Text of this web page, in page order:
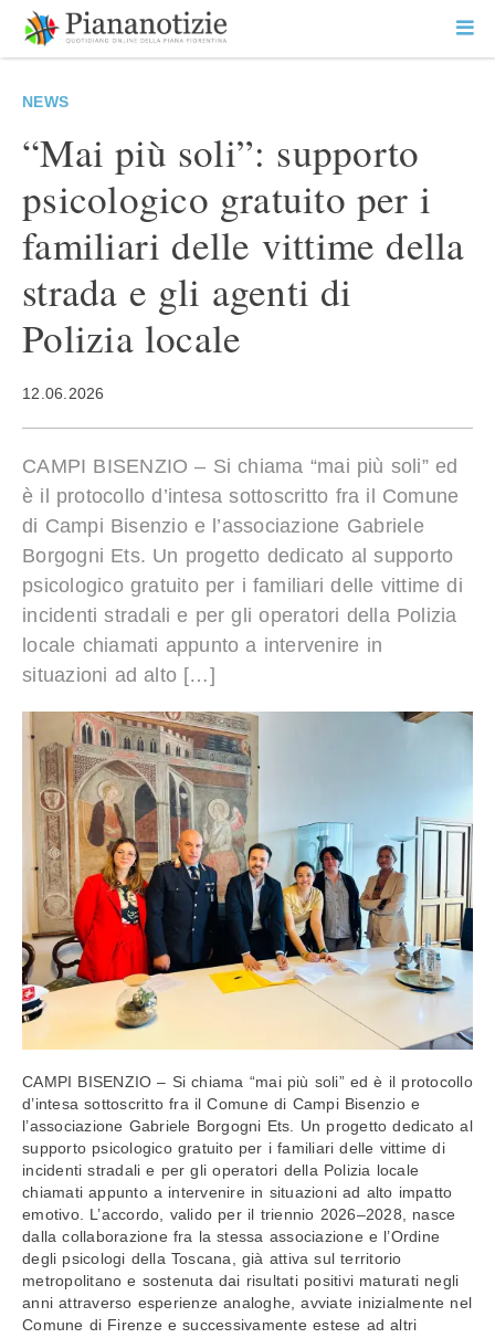
contenuto
SEARCH
NEWS
“Mai più soli”: supporto
psicologico gratuito per i
familiari delle vittime della
strada e gli agenti di
Polizia locale
12.06.2026
CAMPI BISENZIO – Si chiama “mai più soli” ed
è il protocollo d’intesa sottoscritto fra il Comune
di Campi Bisenzio e l’associazione Gabriele
Borgogni Ets. Un progetto dedicato al supporto
psicologico gratuito per i familiari delle vittime di
incidenti stradali e per gli operatori della Polizia
locale chiamati appunto a intervenire in
situazioni ad alto […]
CAMPI BISENZIO – Si chiama “mai più soli” ed è il protocollo
d’intesa sottoscritto fra il Comune di Campi Bisenzio e
l’associazione Gabriele Borgogni Ets. Un progetto dedicato al
supporto psicologico gratuito per i familiari delle vittime di
incidenti stradali e per gli operatori della Polizia locale
chiamati appunto a intervenire in situazioni ad alto impatto
emotivo. L’accordo, valido per il triennio 2026–2028, nasce
dalla collaborazione fra la stessa associazione e l’Ordine
degli psicologi della Toscana, già attiva sul territorio
metropolitano e sostenuta dai risultati positivi maturati negli
anni attraverso esperienze analoghe, avviate inizialmente nel
Comune di Firenze e successivamente estese ad altri